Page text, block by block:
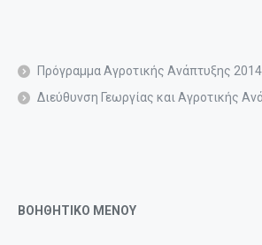
Πρόγραμμα Αγροτικής Ανάπτυξης
Διεύθυνση Γεωργίας και Αγροτικής
ΒΟΗΘΗΤΙΚΟ ΜΕΝΟΥ